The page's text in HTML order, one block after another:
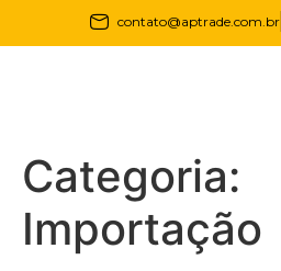
contato@aptrade.com.br
Categoria:
Importação